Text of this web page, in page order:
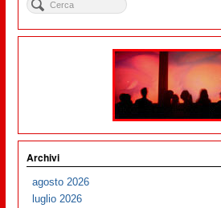
Archivi
agosto 2026
luglio 2026